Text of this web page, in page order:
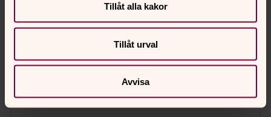
Tillåt alla kakor
Tillåt urval
Avvisa